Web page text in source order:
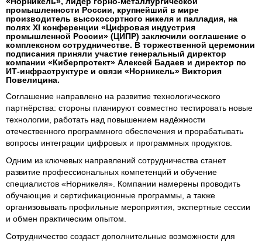
промышленности России, крупнейший в мире
производитель высокосортного никеля и палладия, на
полях XI конференции «Цифровая индустрия
промышленной России» (ЦИПР) заключили соглашение о
комплексном сотрудничестве. В торжественной церемонии
подписания приняли участие генеральный директор
компании «Киберпротект» Алексей Бадаев и директор по
ИТ-инфраструктуре и связи «Норникель» Виктория
Повелицина.
Соглашение направлено на развитие технологического
партнёрства: стороны планируют совместно тестировать новые
технологии, работать над повышением надёжности
отечественного программного обеспечения и прорабатывать
вопросы интеграции цифровых и программных продуктов.
Одним из ключевых направлений сотрудничества станет
развитие профессиональных компетенций и обучение
специалистов «Норникеля». Компании намерены проводить
обучающие и сертификационные программы, а также
организовывать профильные мероприятия, экспертные сессии
и обмен практическим опытом.
Сотрудничество создаст дополнительные возможности для